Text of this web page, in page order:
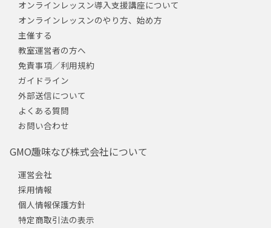
オンラインレッスン導入支援講座について
オンラインレッスンのやり方、始め方
主催する
教室運営者の方へ
免責事項／利用規約
ガイドライン
外部送信について
よくある質問
お問い合わせ
GMO趣味なび株式会社について
運営会社
採用情報
個人情報保護方針
特定商取引法の表示